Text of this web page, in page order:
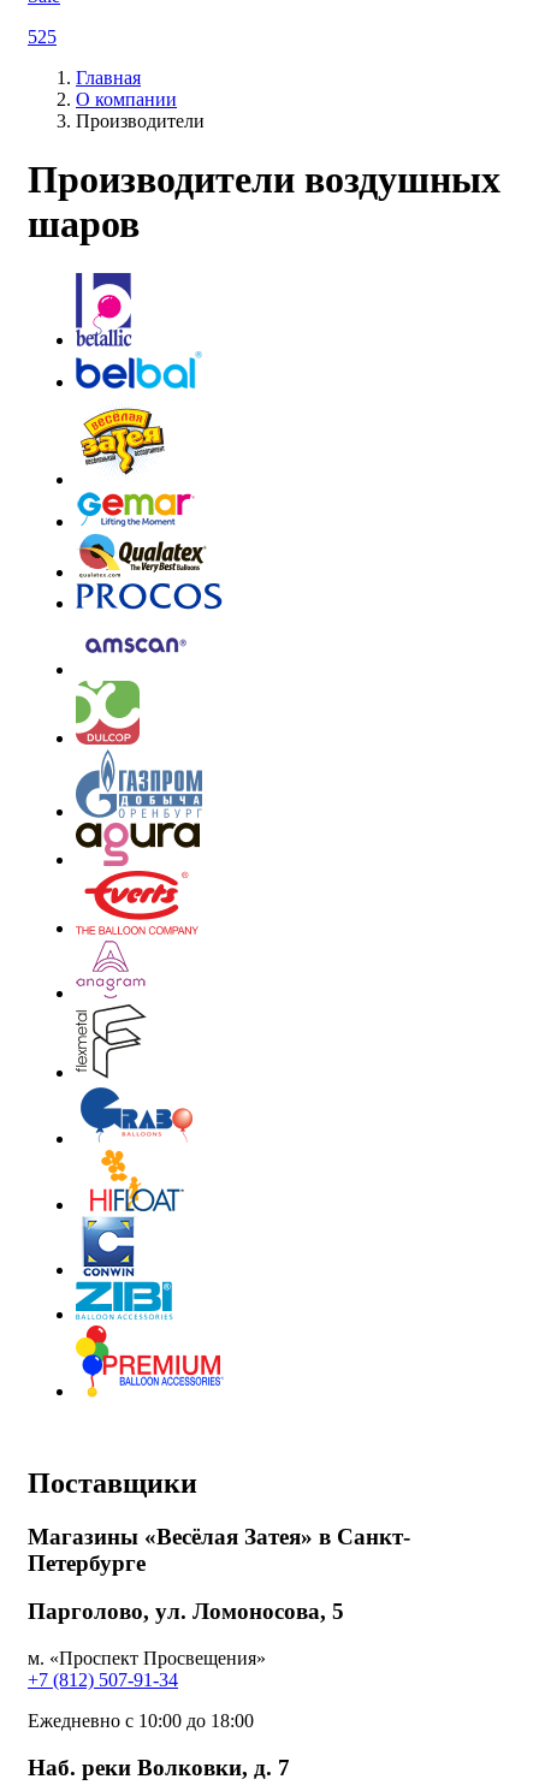
525
Главная
О компании
Производители
Производители воздушных
шаров
Поставщики
Магазины «Весёлая Затея» в Санкт-
Петербурге
Парголово, ул. Ломоносова, 5
м. «Проспект Просвещения»
+7 (812) 507-91-34
Ежедневно с 10:00 до 18:00
Наб. реки Волковки, д. 7